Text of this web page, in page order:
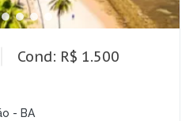
Cond: R$ 1.500
- BA